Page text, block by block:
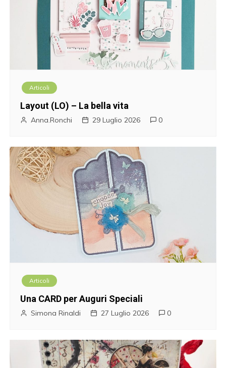
Articoli
Layout (LO) – La bella vita
Anna.Ronchi 29 Luglio 2026 0
Articoli
Una CARD per Auguri Speciali
Simona Rinaldi 27 Luglio 2026 0